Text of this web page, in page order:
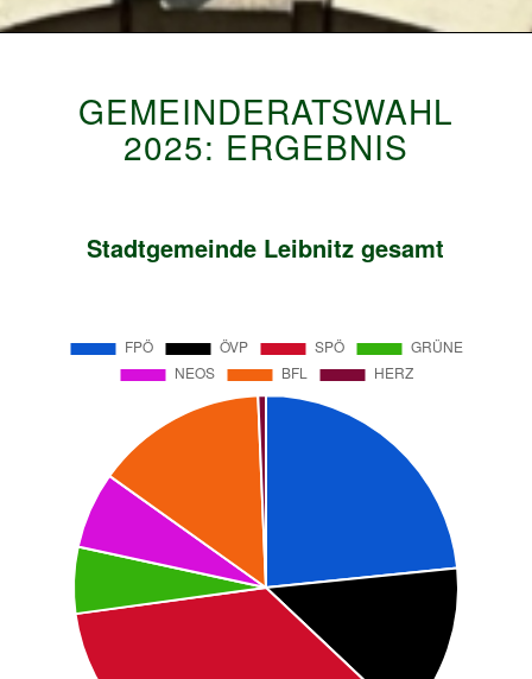
GEMEINDERATSWAHL
2025: ERGEBNIS
Stadtgemeinde Leibnitz gesamt